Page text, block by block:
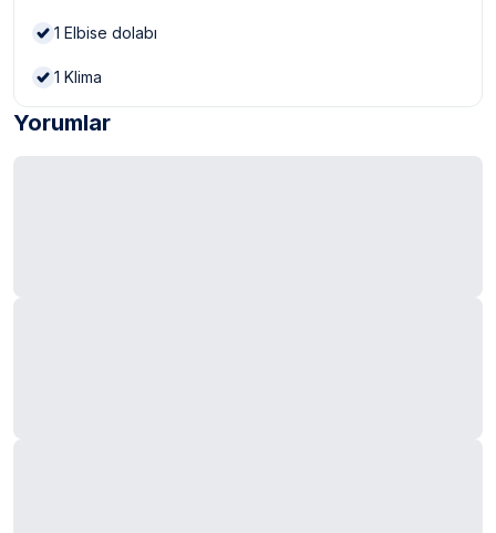
1 Elbise dolabı
1 Klima
Yorumlar